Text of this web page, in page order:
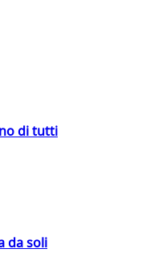
di tutti
da soli